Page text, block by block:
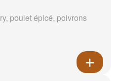
poulet épicé, poivrons